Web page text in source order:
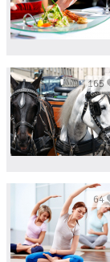
165
64